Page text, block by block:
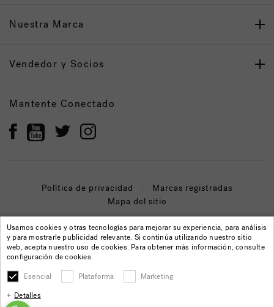
Nuestra Marca
Vendedor y Socios
Mantente Conectado
Política de privacidad
Marcas registradas
Mapa del sitio
© 2022 Jacuzzi Inc. Todos los derechos reservados.
Usamos cookies y otras tecnologías para mejorar su experiencia, para análisis
y para mostrarle publicidad relevante. Si continúa utilizando nuestro sitio
web, acepta nuestro uso de cookies. Para obtener más información, consulte
configuración de cookies.
Esencial
Plataforma
Marketing
Detalles